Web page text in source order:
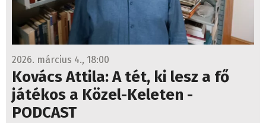
2026. március 4., 18:00
Kovács Attila: A tét, ki lesz a fő
játékos a Közel-Keleten -
PODCAST